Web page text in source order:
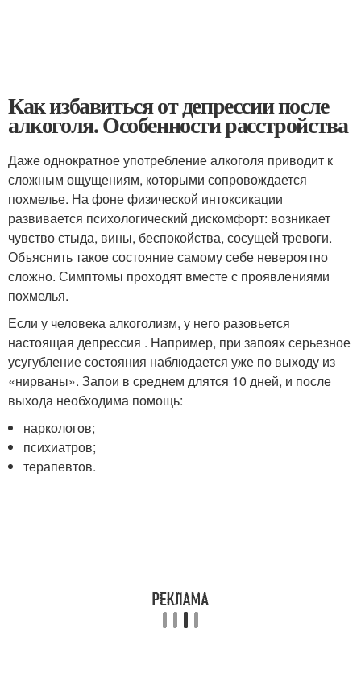
Как избавиться от депрессии после
алкоголя. Особенности расстройства
Даже однократное употребление алкоголя приводит к
сложным ощущениям, которыми сопровождается
похмелье. На фоне физической интоксикации
развивается психологический дискомфорт: возникает
чувство стыда, вины, беспокойства, сосущей тревоги.
Объяснить такое состояние самому себе невероятно
сложно. Симптомы проходят вместе с проявлениями
похмелья.
Если у человека алкоголизм, у него разовьется
настоящая депрессия . Например, при запоях серьезное
усугубление состояния наблюдается уже по выходу из
«нирваны». Запои в среднем длятся 10 дней, и после
выхода необходима помощь:
наркологов;
психиатров;
терапевтов.